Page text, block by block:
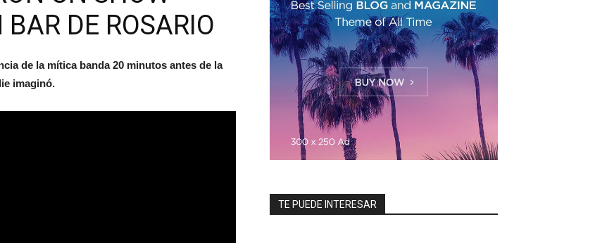
DE ROSARIO
de la mítica banda 20 minutos antes de la
imaginó.
TE PUEDE INTERESAR